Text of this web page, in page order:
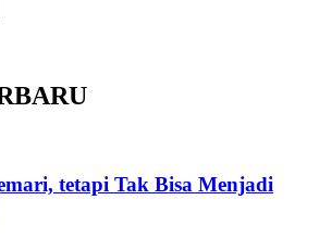
tetapi Tak Bisa Menjadi